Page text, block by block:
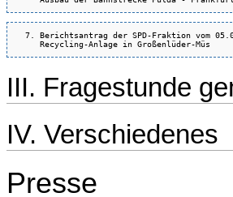
7. Berichtsantrag der SPD-Fraktion vom
III. Fragestunde
IV. Verschiedenes
Presse